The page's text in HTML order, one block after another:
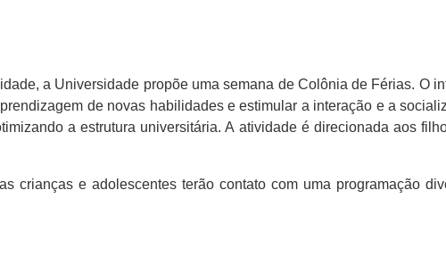
a Universidade propõe uma semana de Colônia de Férias. O
de novas habilidades e estimular a interação e a
a estrutura universitária. A atividade é direcionada aos
crianças e adolescentes terão contato com uma programação